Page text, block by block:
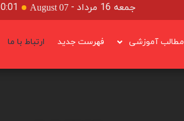
جمعه 16 مرداد -
August 07
0:01
مطالب آموزشی فهرست جدید ارتباط با ما